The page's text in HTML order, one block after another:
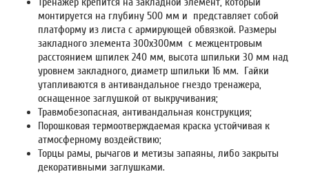
монтируется на глубину 500 мм и представляет собой
платформу из листа с армирующей обвязкой. Размеры
закладного элемента 300х300мм с межцентровым
расстоянием шпилек 240 мм, высота шпильки 30 мм над
уровнем закладного, диаметр шпильки 16 мм. Гайки
утапливаются в антивандальное гнездо тренажера,
оснащенное заглушкой от выкручивания;
Травмобезопасная, антивандальная конструкция;
Порошковая термоотверждаемая краска устойчивая к
атмосферному воздействию;
Торцы рамы, рычагов и метизы запаяны, либо закрыты
декоративными заглушками.